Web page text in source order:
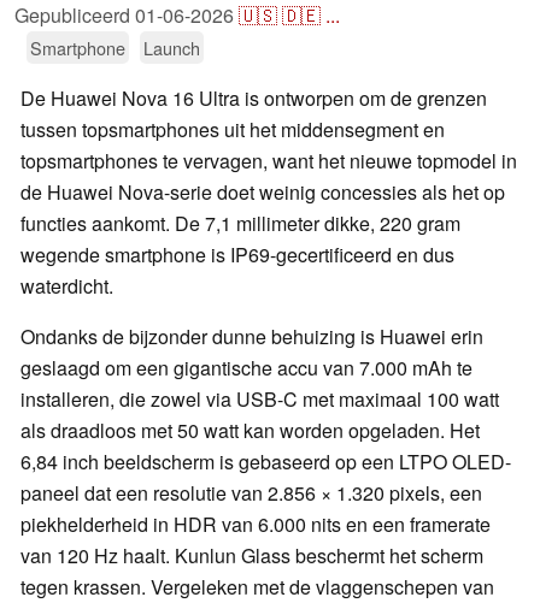
Gepubliceerd 01-06-2026🇺🇸🇩🇪 ...
Smartphone Launch
De Huawei Nova 16 Ultra is ontworpen om de grenzen
tussen topsmartphones uit het middensegment en
topsmartphones te vervagen, want het nieuwe topmodel in
de Huawei Nova-serie doet weinig concessies als het op
functies aankomt. De 7,1 millimeter dikke, 220 gram
wegende smartphone is IP69-gecertificeerd en dus
waterdicht.
Ondanks de bijzonder dunne behuizing is Huawei erin
geslaagd om een gigantische accu van 7.000 mAh te
installeren, die zowel via USB-C met maximaal 100 watt
als draadloos met 50 watt kan worden opgeladen. Het
6,84 inch beeldscherm is gebaseerd op een LTPO OLED-
paneel dat een resolutie van 2.856 × 1.320 pixels, een
piekhelderheid in HDR van 6.000 nits en een framerate
van 120 Hz haalt. Kunlun Glass beschermt het scherm
tegen krassen. Vergeleken met de vlaggenschepen van